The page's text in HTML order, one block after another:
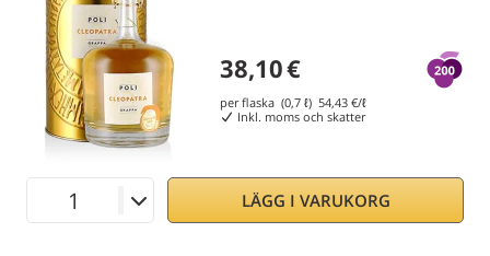
38,10€
per flaska (0,7 ℓ) 54,43€/ℓ
Inkl. moms och skatter
LÄGG I VARUKORG